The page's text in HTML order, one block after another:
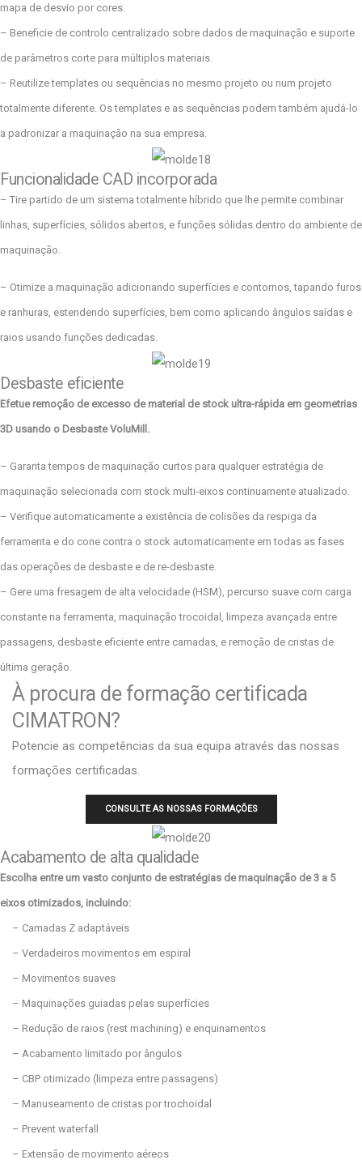
mapa de desvio por cores.
– Beneficie de controlo centralizado sobre dados de maquinação e suporte
de parâmetros corte para múltiplos materiais.
– Reutilize templates ou sequências no mesmo projeto ou num projeto
totalmente diferente. Os templates e as sequências podem também ajudá-lo
a padronizar a maquinação na sua empresa.
Funcionalidade CAD incorporada
– Tire partido de um sistema totalmente híbrido que lhe permite combinar
linhas, superfícies, sólidos abertos, e funções sólidas dentro do ambiente de
maquinação.
– Otimize a maquinação adicionando superfícies e contornos, tapando furos
e ranhuras, estendendo superfícies, bem como aplicando ângulos saídas e
raios usando funções dedicadas.
Desbaste eficiente
Efetue remoção de excesso de material de stock ultra-rápida em geometrias
3D usando o Desbaste VoluMill.
– Garanta tempos de maquinação curtos para qualquer estratégia de
maquinação selecionada com stock multi-eixos continuamente atualizado.
– Verifique automaticamente a existência de colisões da respiga da
ferramenta e do cone contra o stock automaticamente em todas as fases
das operações de desbaste e de re-desbaste.
– Gere uma fresagem de alta velocidade (HSM), percurso suave com carga
constante na ferramenta, maquinação trocoidal, limpeza avançada entre
passagens, desbaste eficiente entre camadas, e remoção de cristas de
última geração.
À procura de formação certificada
CIMATRON?
Potencie as competências da sua equipa através das nossas
formações certificadas.
CONSULTE AS NOSSAS FORMAÇÕES
Acabamento de alta qualidade
Escolha entre um vasto conjunto de estratégias de maquinação de 3 a 5
eixos otimizados, incluindo:
– Camadas Z adaptáveis
– Verdadeiros movimentos em espiral
– Movimentos suaves
– Maquinações guiadas pelas superfícies
– Redução de raios (rest machining) e enquinamentos
– Acabamento limitado por ângulos
– CBP otimizado (limpeza entre passagens)
– Manuseamento de cristas por trochoidal
– Prevent waterfall
– Extensão de movimento aéreos